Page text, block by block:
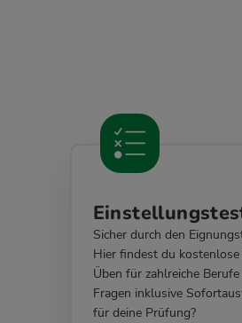
Sicher durch den
Hier findest du
Üben für zahlreiche
Fragen inklusive
für deine Prüfung?